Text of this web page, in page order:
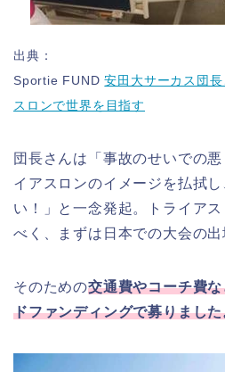
出典：
Sportie FUND安田大サーカス団
スロンで世界を目指す
団長さんは「事故のせいでの
イアスロンのイメージを払拭
い！」と一念発起。トライア
べく、まずは日本での大会の出
そのための交通費やコーチ費
ドファンディングで募りまし